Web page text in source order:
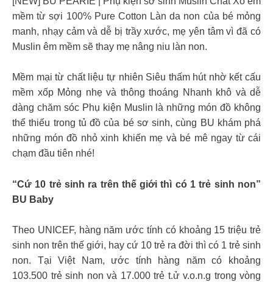
mềm từ sợi 100% Pure Cotton Làn da non của bé mỏng
manh, nhạy cảm và dễ bị trầy xước, mẹ yên tâm vì đã có
Muslin êm mềm sẽ thay mẹ nâng niu làn non.
Mềm mại từ chất liệu tự nhiên Siêu thấm hút nhờ kết cấu
mềm xốp Mỏng nhẹ và thông thoáng Nhanh khô và dễ
dàng chăm sóc Phụ kiện Muslin là những món đồ không
thể thiếu trong tủ đồ của bé sơ sinh, cùng BU khám phá
những món đồ nhỏ xinh khiến mẹ và bé mê ngay từ cái
chạm đầu tiên nhé!
“Cứ 10 trẻ sinh ra trên thế giới thì có 1 trẻ sinh non”
BU Baby
Theo UNICEF, hàng năm ước tính có khoảng 15 triệu trẻ
sinh non trên thế giới, hay cứ 10 trẻ ra đời thì có 1 trẻ sinh
non. Tại Việt Nam, ước tính hàng năm có khoảng
103.500 trẻ sinh non và 17.000 trẻ t.ử v.o.n.g trong vòng